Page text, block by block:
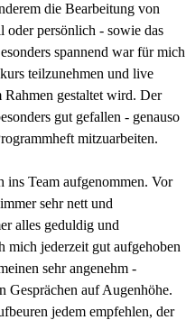
die Bearbeitung von
persönlich - sowie das
spannend war für mich
teilzunehmen und live
gestaltet wird. Der
gut gefallen - genauso
mitzuarbeiten.
Team aufgenommen. Vor
sehr nett und
alles geduldig und
mich jederzeit gut aufgehoben
sehr angenehm -
Gesprächen auf Augenhöhe.
jedem empfehlen, der